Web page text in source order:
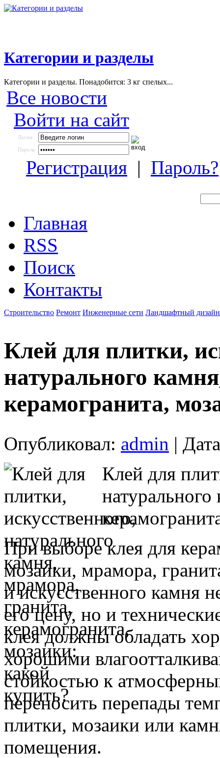
Категории и разделы
Категории и разделы. Понадобится: 3 кг спелых...
Все новости
Войти на сайт
Логин:
Пароль:
Регистрация | Пароль?
Главная
RSS
Поиск
Контакты
Строительство Ремонт Инженерные сети Ландшафтный дизайн
Клей для плитки,
натурального
керамогранита,
Опубликовал: admin |
Клей для
При выборе клея для
мозаики, мрамора,
и искусственного камня
его цену, но и
клея должны обладать
хорошими
стойкостью к
переносить перепады
плитки, мозаики или
помещения.